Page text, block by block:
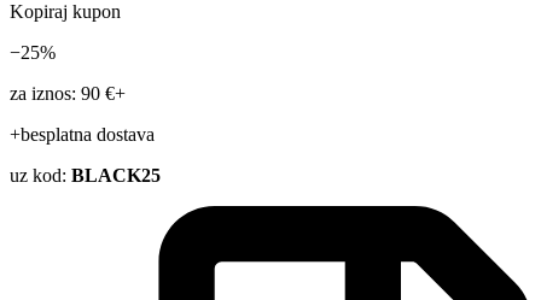
Kopiraj kupon
−25%
za iznos: 90 €+
+besplatna dostava
uz kod: BLACK25